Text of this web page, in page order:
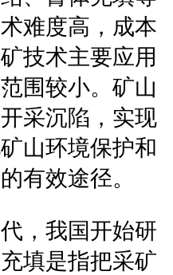
难度高，成本
技术主要应用
围较小。矿山
采沉陷，实现
山环境保护和
有效途径。
，我国开始研
填是指把采矿